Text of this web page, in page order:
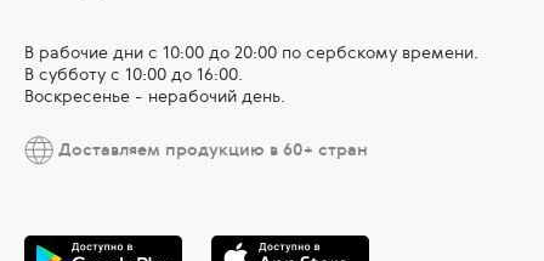
В рабочие дни c 10:00 до 20:00 по сербскому времени.
В субботу с 10:00 дo 16:00.
Воскресенье - нерабочий день.
Доставляем продукцию в 60+ стран